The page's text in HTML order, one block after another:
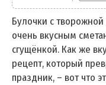
Булочки с
очень вкусным
сгущёнкой. Как же
рецепт, который
праздник, – вот что